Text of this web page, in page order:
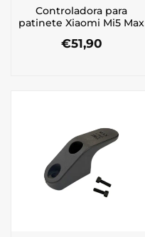
Controladora para
patinete Xiaomi Mi5 Max
€51,90